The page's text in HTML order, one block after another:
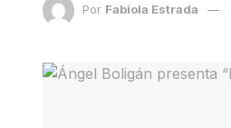
Por Fabiola Estrada